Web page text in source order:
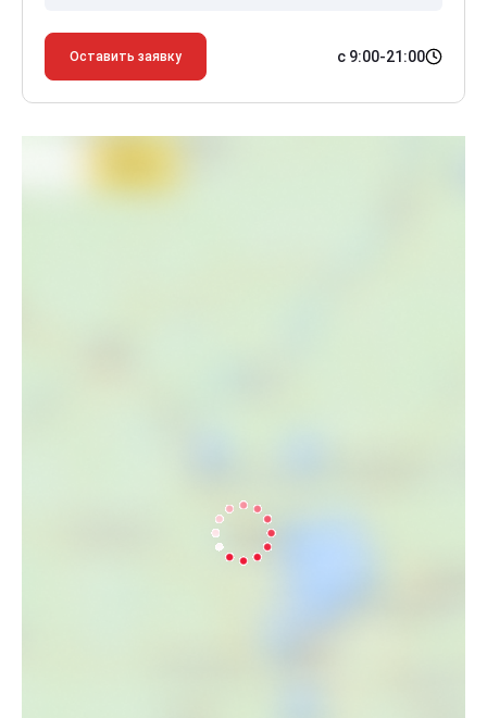
Оставить заявку с 9:00-21:00